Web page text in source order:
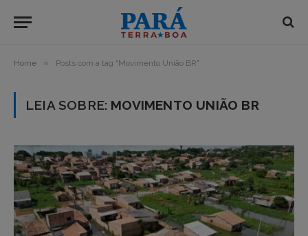
Home » Posts com a tag "Movimento União BR"
LEIA SOBRE: MOVIMENTO UNIÃO BR